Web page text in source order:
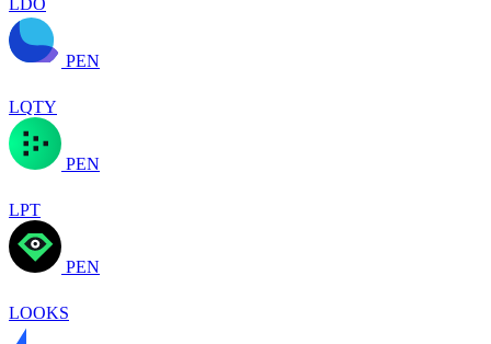
PEN
LQTY
PEN
LPT
PEN
LOOKS